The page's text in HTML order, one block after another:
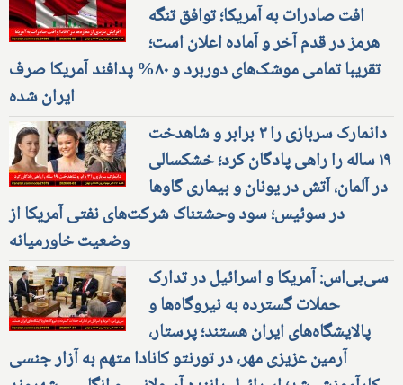
افت صادرات به آمریکا؛ توافق تنگه
هرمز در قدم آخر و آماده اعلان است؛
تقریبا تمامی موشک‌های دوربرد و ۸۰% پدافند آمریکا صرف
ایران شده
دانمارک سربازی را ۳ برابر و شاهدخت
۱۹ ساله را راهی پادگان کرد؛ خشکسالی
در آلمان، آتش در یونان و بیماری گاوها
در سوئیس؛ سود وحشتناک شرکت‌های نفتی آمریکا از
وضعیت خاورمیانه
سی‌بی‌اس: آمریکا و اسرائیل در تدارک
حملات گسترده به نیروگاه‌ها و
پالایشگاه‌های ایران هستند؛ پرستار،
آرمین عزیزی مهر، در تورنتو کانادا متهم به آزار جنسی